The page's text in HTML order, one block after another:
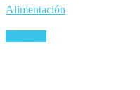
Alimentación